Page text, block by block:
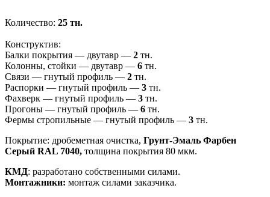
Количество: 25 тн.
Конструктив:
Балки покрытия — двутавр — 2 тн.
Колонны, стойки — двутавр — 6 тн.
Связи — гнутый профиль — 2 тн.
Распорки — гнутый профиль — 3 тн.
Фахверк — гнутый профиль — 3 тн.
Прогоны — гнутый профиль — 6 тн.
Фермы стропильные — гнутый профиль — 3 тн.
Покрытие: дробеметная очистка, Грунт-Эмаль Фарбен
Серый RAL 7040, толщина покрытия 80 мкм.
КМД: разработано собственными силами.
Монтажники: монтаж силами заказчика.